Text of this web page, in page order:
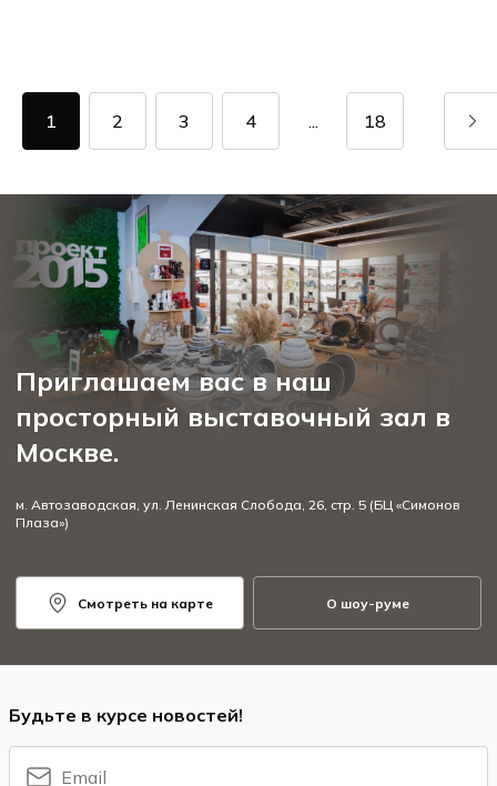
1 2 3 4 ... 18
Приглашаем вас в наш
просторный выставочный зал в
Москве.
м. Автозаводская, ул. Ленинская Слобода, 26, стр. 5 (БЦ «Симонов
Плаза»)
Смотреть на карте О шоу-руме
Будьте в курсе новостей!